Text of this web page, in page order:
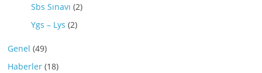
Sbs Sınavı (2)
Ygs – Lys (2)
Genel (49)
Haberler (18)